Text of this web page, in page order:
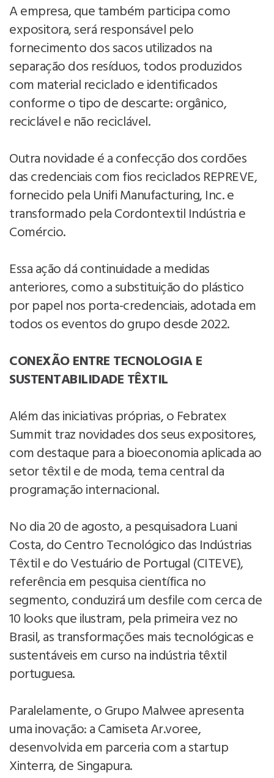
A empresa, que também participa como
expositora, será responsável pelo
fornecimento dos sacos utilizados na
separação dos resíduos, todos produzidos
com material reciclado e identificados
conforme o tipo de descarte: orgânico,
reciclável e não reciclável.
Outra novidade é a confecção dos cordões
das credenciais com fios reciclados REPREVE,
fornecido pela Unifi Manufacturing, Inc. e
transformado pela Cordontextil Indústria e
Comércio.
Essa ação dá continuidade a medidas
anteriores, como a substituição do plástico
por papel nos porta-credenciais, adotada em
todos os eventos do grupo desde 2022.
CONEXÃO ENTRE TECNOLOGIA E
SUSTENTABILIDADE TÊXTIL
Além das iniciativas próprias, o Febratex
Summit traz novidades dos seus expositores,
com destaque para a bioeconomia aplicada ao
setor têxtil e de moda, tema central da
programação internacional.
No dia 20 de agosto, a pesquisadora Luani
Costa, do Centro Tecnológico das Indústrias
Têxtil e do Vestuário de Portugal (CITEVE),
referência em pesquisa científica no
segmento, conduzirá um desfile com cerca de
10 looks que ilustram, pela primeira vez no
Brasil, as transformações mais tecnológicas e
sustentáveis em curso na indústria têxtil
portuguesa.
Paralelamente, o Grupo Malwee apresenta
uma inovação: a Camiseta Ar.voree,
desenvolvida em parceria com a startup
Xinterra, de Singapura.